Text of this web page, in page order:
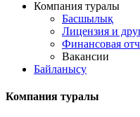
Компания туралы
Басшылық
Лицензия и
Финансовая
Вакансии
Байланысу
Компания туралы